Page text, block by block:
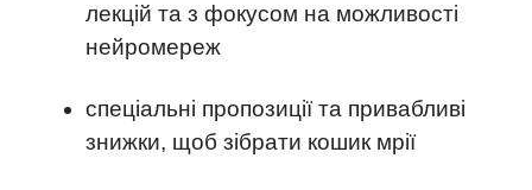
лекцій та з фокусом на можливості
нейромереж
спеціальні пропозиції та привабливі
знижки, щоб зібрати кошик мрії